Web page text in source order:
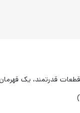
قطعات قدرتمند، یک